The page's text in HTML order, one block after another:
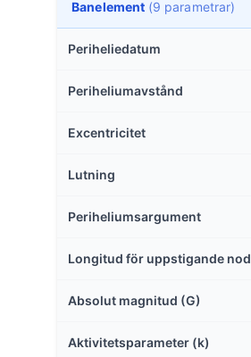
Banelement (9 parametrar)
Periheliedatum
Periheliumavstånd
Excentricitet
Lutning
Periheliumsargument
Longitud för uppstigande nod
Absolut magnitud (G)
Aktivitetsparameter (k)